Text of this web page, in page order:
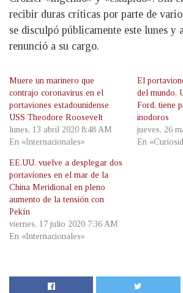
recibir duras críticas por parte de
se disculpó públicamente este lunes y
renunció a su cargo.
Muere un marinero que
contrajo coronavirus en el
portaviones estadounidense
USS Theodore Roosevelt
lunes, 13 abril 2020 8:48 AM
En «Internacionales»
El
del mundo,
Ford, tiene
inodoros
jueves, 26
En
EE.UU. vuelve a desplegar dos
portaviones en el mar de la
China Meridional en pleno
aumento de la tensión con
Pekín
viernes, 17 julio 2020 7:36 AM
En «Internacionales»